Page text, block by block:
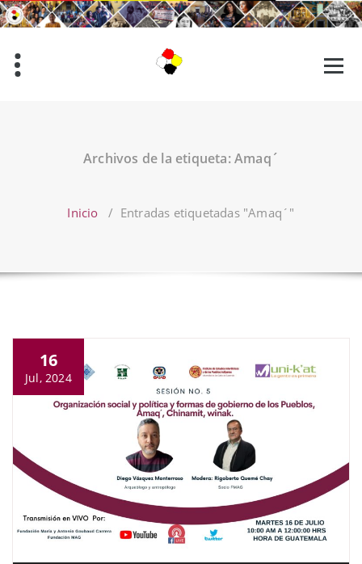
Saltar
al
Archivos de la etiqueta: Amaq´
Inicio / Entradas etiquetadas "Amaq´"
16
Jul, 2024